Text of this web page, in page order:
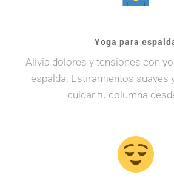
Yoga para
Alivia dolores y tensiones con
espalda. Estiramientos suaves
cuidar tu columna